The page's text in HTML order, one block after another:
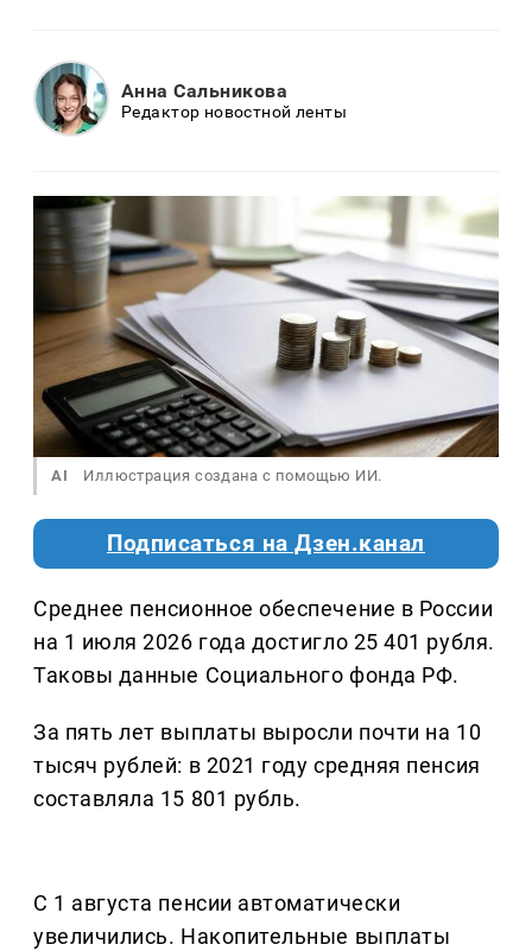
Анна Сальникова
Редактор новостной ленты
AI Иллюстрация создана с помощью ИИ.
Подписаться на Дзен.канал
Среднее пенсионное обеспечение в России
на 1 июля 2026 года достигло 25 401 рубля.
Таковы данные Социального фонда РФ.
За пять лет выплаты выросли почти на 10
тысяч рублей: в 2021 году средняя пенсия
составляла 15 801 рубль.
С 1 августа пенсии автоматически
увеличились. Накопительные выплаты